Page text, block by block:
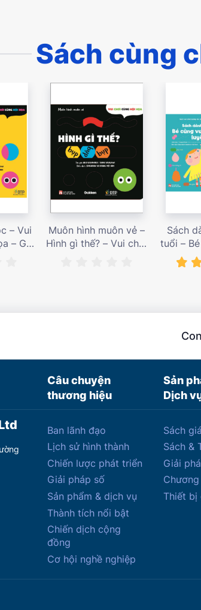
Sách cùng
– Vui
– Giá
Muôn hình muôn vẻ –
Hình gì thế? – Vui chơi
Sách
tuổi –
luyện
chơi
Câu chuyện
thương hiệu
Sản
Dịch
Ban lãnh đạo
Lịch sử hình thành
Chiến lược phát triển
Giải pháp số
Sản phẩm & dịch vụ
Thành tích nổi bật
Chiến dịch cộng
đồng
Cơ hội nghề nghiệp
Sách
Sách &
Giải
Thiết bị